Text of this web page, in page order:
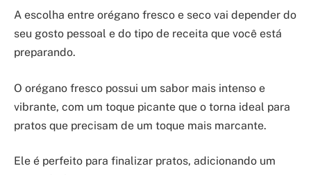
A escolha entre orégano fresco e seco vai depender do
seu gosto pessoal e do tipo de receita que você está
preparando.
O orégano fresco possui um sabor mais intenso e
vibrante, com um toque picante que o torna ideal para
pratos que precisam de um toque mais marcante.
Ele é perfeito para finalizar pratos, adicionando um